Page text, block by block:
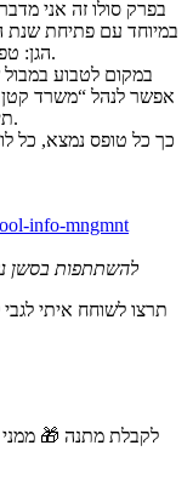
בפרק סולו זה אני
במיוחד עם פתיחת שנת
הגן: טפסים, לוחות מבחנים, הודעות, קבצים תמונות וכו.
במקום לטבוע במבול
אפשר לנהל “משרד קטן
תיוק עקבי, שיתוף בין בני הבית ושמירה מתמשכת.
כך כל טופס נמצא, כל
info-mngmnt
להשתתפות בסשן
תרצו לשוחח איתי
לקבלת מתנה 🎁